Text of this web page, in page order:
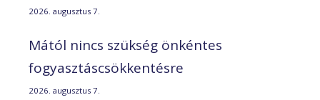
2026. augusztus 7.
Mától nincs szükség önkéntes
fogyasztáscsökkentésre
2026. augusztus 7.